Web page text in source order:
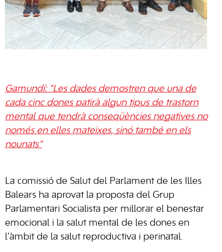
Gamundí: “Les dades demostren que una de
cada cinc dones patirà algun tipus de trastorn
mental que tendrà conseqüències negatives no
només en elles mateixes, sinó també en els
nounats”
La comissió de Salut del Parlament de les Illes
Balears ha aprovat la proposta del Grup
Parlamentari Socialista per millorar el benestar
emocional i la salut mental de les dones en
l’àmbit de la salut reproductiva i perinatal.